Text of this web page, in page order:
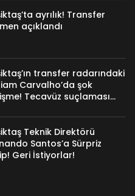
ayrılık! Transfer
açıklandı
transfer radarındaki
Carvalho’da şok
Tecavüz suçlaması…
Teknik Direktörü
Santos’a Sürpriz
Geri İstiyorlar!